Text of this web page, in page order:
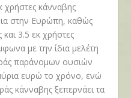
χρήστες κάνναβης
στην Ευρώπη, καθώς
και 3.5 εκ χρήστες
με την ίδια μελέτη
παράνομων ουσιών
ευρώ το χρόνο, ενώ
κάνναβης ξεπερνάει τα